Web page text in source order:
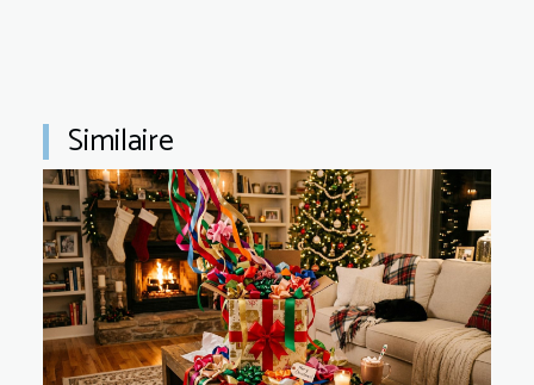
Similaire